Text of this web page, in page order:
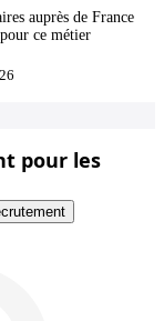
auprès de France
ce métier
pour les